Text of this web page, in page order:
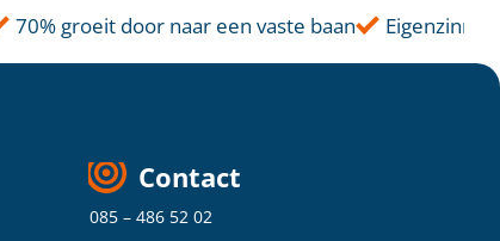
70% groeit door naar een vaste baan Eigenzinnige
Contact
085 – 486 52 02